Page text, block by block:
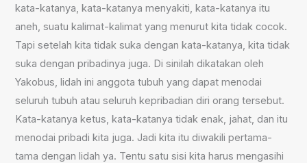
kata-katanya, kata-katanya menyakiti, kata-katanya itu
aneh, suatu kalimat-kalimat yang menurut kita tidak cocok.
Tapi setelah kita tidak suka dengan kata-katanya, kita tidak
suka dengan pribadinya juga. Di sinilah dikatakan oleh
Yakobus, lidah ini anggota tubuh yang dapat menodai
seluruh tubuh atau seluruh kepribadian diri orang tersebut.
Kata-katanya ketus, kata-katanya tidak enak, jahat, dan itu
menodai pribadi kita juga. Jadi kita itu diwakili pertama-
tama dengan lidah ya. Tentu satu sisi kita harus mengasihi